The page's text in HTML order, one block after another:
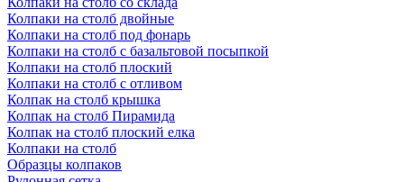
Колпаки на столб двoйные
Колпаки на столб под фонарь
Колпаки на столб с базальтовой посыпкой
Колпаки на столб плоский
Колпаки на столб с отливом
Колпак на столб крышка
Колпак на столб Пирамида
Колпак на столб плоский елка
Колпаки на столб
Образцы колпаков